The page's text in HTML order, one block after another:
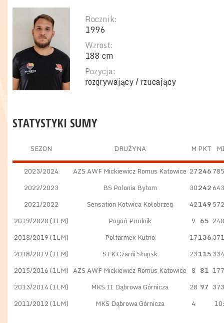
Rocznik:
1996
Wzrost:
188 cm
Pozycja:
rozgrywający / rzucający
STATYSTYKI SUMY
SEZON DRUŻYNA M PKT
2023/2024 AZS AWF Mickiewicz Romus Katowice 27246
2022/2023
BS Polonia Bytom 30242
2021/2022
Sensation Kotwica Kołobrzeg 42149
2019/2020 (1LM)
Pogoń Prudnik 9 65
2018/2019 (1LM)
Polfarmex Kutno 17136
2018/2019 (1LM)
STK Czarni Słupsk 23115
2015/2016 (1LM) AZS AWF Mickiewicz Romus Katowice 8 81
2013/2014 (1LM)
MKS II Dąbrowa Górnicza 28 97
2011/2012 (1LM)
MKS Dąbrowa Górnicza 4